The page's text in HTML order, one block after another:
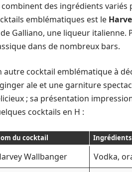
des ingrédients variés
emblématiques est le
Galliano, une liqueur italienne.
dans de nombreux bars.
autre cocktail emblématique à
ale et une garniture
; sa présentation
cocktails en H :
du cocktail
Wallbanger Vodka,